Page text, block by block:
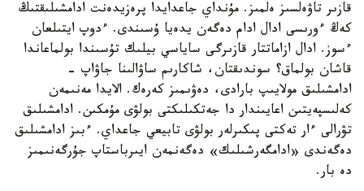
قازىر تاۋەلسىز ەلمىز. مۇنداي جاعدايدا پرەزيدەنت ادامشىلىقتىڭ
كەڭ ءورىسى ادال ادام دەگەن يدەيا ۇسىندى. ءدوپ ايتىلعان
ءسوز. ادال ازاماتتار قازىرگى ساياسي بيلىك تۇسىندا بولماعاندا
قاشان بولماق؟ سوندىقتان، شاكارىم ساۋالىنا جاۋاپ -
ادامشىلىق مولايىپ بارادى، دەۋىمىز كەرەك. الايدا مەنىمەن
كەلىسپەيتىن اعايىندار دا جەتكىلىكتى بولۋى مۇمكىن. ادامشىلىق
تۋرالى ءار تەكتى پىكىرلەر بولۋى تابيعي جاعداي. ءبىز ادامشىلىق
دەگەندى «ادامگەرشىلىك» دەگەنمەن ايىرباستاپ جۇرگەنىمىز
دە بار.